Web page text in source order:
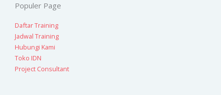
Populer Page
Daftar Training
Jadwal Training
Hubungi Kami
Toko IDN
Project Consultant